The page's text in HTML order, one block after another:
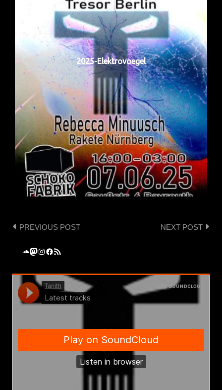
2025-Elektrovoegel
Post
navigation
PREVIOUS POST NEXT POST
SoundCloud
Mastodon
Instagram
Facebook
RSS-Feed